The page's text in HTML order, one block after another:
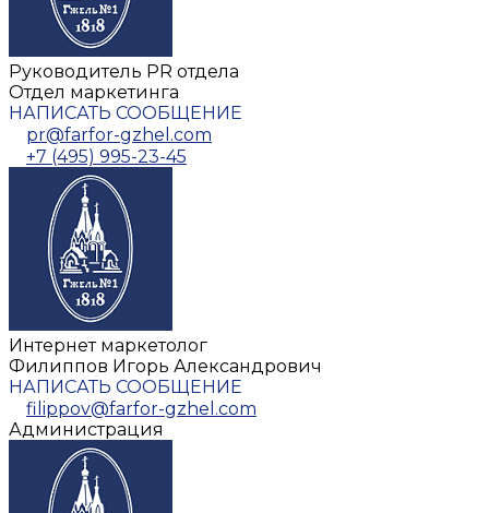
Руководитель PR отдела
Отдел маркетинга
НАПИСАТЬ СООБЩЕНИЕ
pr@farfor-gzhel.com
+7 (495) 995-23-45
Интернет маркетолог
Филиппов Игорь Александрович
НАПИСАТЬ СООБЩЕНИЕ
filippov@farfor-gzhel.com
Администрация